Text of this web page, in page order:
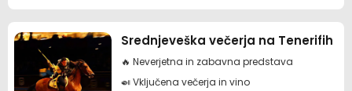
Srednjeveška večerja na Tenerifih
🔥 Neverjetna in zabavna predstava
🍛 Vključena večerja in vino